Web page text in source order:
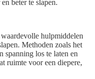
beter te slapen.
hulpmiddelen
Methoden zoals het
spanning los te laten en
ruimte voor een diepere,